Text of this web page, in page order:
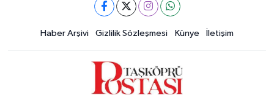
Haber Arşivi Gizlilik Sözleşmesi Künye İletişim